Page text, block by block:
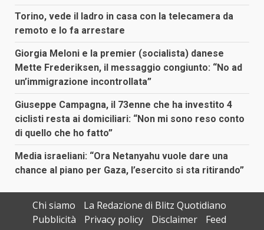
Torino, vede il ladro in casa con la telecamera da
remoto e lo fa arrestare
Giorgia Meloni e la premier (socialista) danese
Mette Frederiksen, il messaggio congiunto: “No ad
un’immigrazione incontrollata”
Giuseppe Campagna, il 73enne che ha investito 4
ciclisti resta ai domiciliari: “Non mi sono reso conto
di quello che ho fatto”
Media israeliani: “Ora Netanyahu vuole dare una
chance al piano per Gaza, l’esercito si sta ritirando”
Chi siamo
La Redazione di Blitz Quotidiano
Pubblicità
Privacy policy Disclaimer Feed